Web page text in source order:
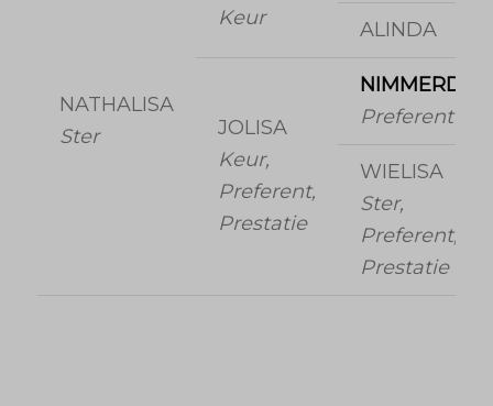
NATHALISA
Ster
Keur
ALINDA
JOLISA
Keur,
Preferent,
Prestatie
NIMMERDOR
Preferent
WIELISA
Ster,
Preferent,
Prestatie